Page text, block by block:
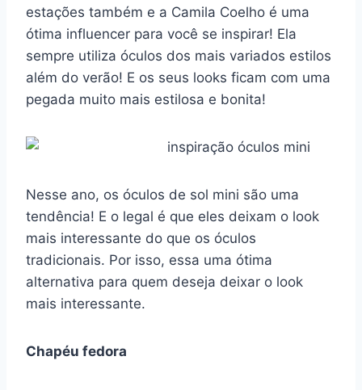
estações também e a Camila Coelho é uma
ótima influencer para você se inspirar! Ela
sempre utiliza óculos dos mais variados estilos
além do verão! E os seus looks ficam com uma
pegada muito mais estilosa e bonita!
Nesse ano, os óculos de sol mini são uma
tendência! E o legal é que eles deixam o look
mais interessante do que os óculos
tradicionais. Por isso, essa uma ótima
alternativa para quem deseja deixar o look
mais interessante.
Chapéu fedora